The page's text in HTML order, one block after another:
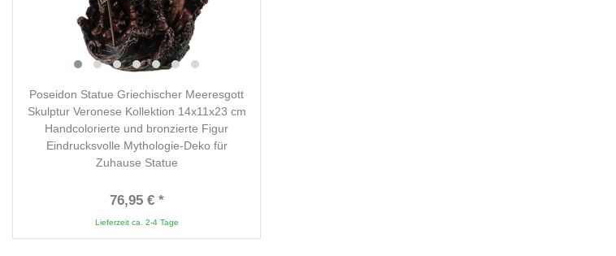
Poseidon Statue Griechischer Meeresgott
Skulptur Veronese Kollektion 14x11x23 cm
Handcolorierte und bronzierte Figur
Eindrucksvolle Mythologie-Deko für
Zuhause Statue
76,95 € *
Lieferzeit ca. 2-4 Tage